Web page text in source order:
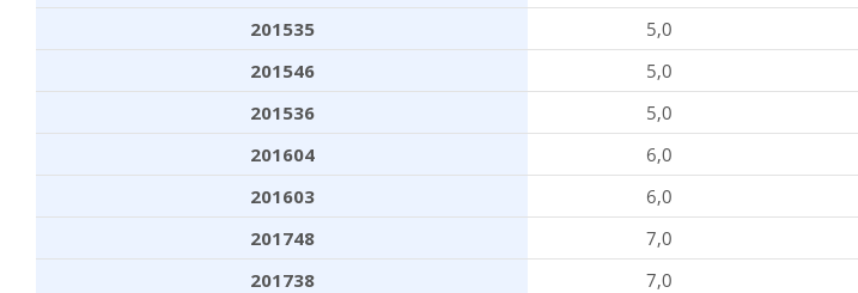
201535
5,0
201546
5,0
201536
5,0
201604
6,0
201603
6,0
201748
7,0
201738
7,0